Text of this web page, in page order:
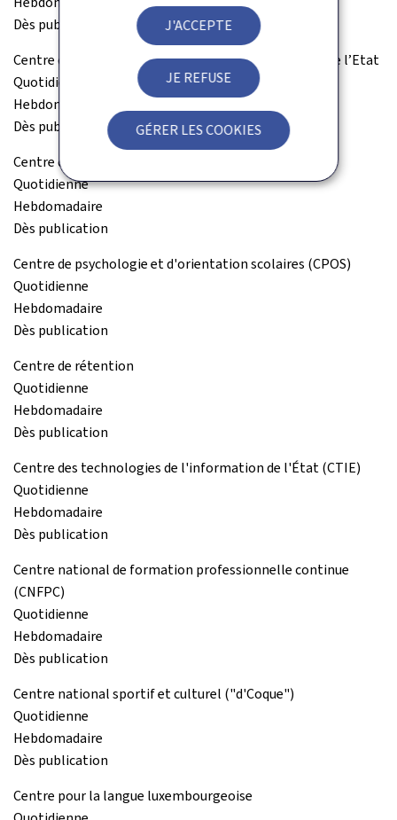
J'ACCEPTE
JE REFUSE
GÉRER LES COOKIES
Dès publication
Centre de gestion du personnel et de l’organisation de l’Etat
Quotidienne
Hebdomadaire
Dès publication
Centre de gestion informatique de l'éducation (CGIE)
Quotidienne
Hebdomadaire
Dès publication
Centre de psychologie et d'orientation scolaires (CPOS)
Quotidienne
Hebdomadaire
Dès publication
Centre de rétention
Quotidienne
Hebdomadaire
Dès publication
Centre des technologies de l'information de l'État (CTIE)
Quotidienne
Hebdomadaire
Dès publication
Centre national de formation professionnelle continue
(CNFPC)
Quotidienne
Hebdomadaire
Dès publication
Centre national sportif et culturel ("d'Coque")
Quotidienne
Hebdomadaire
Dès publication
Centre pour la langue luxembourgeoise